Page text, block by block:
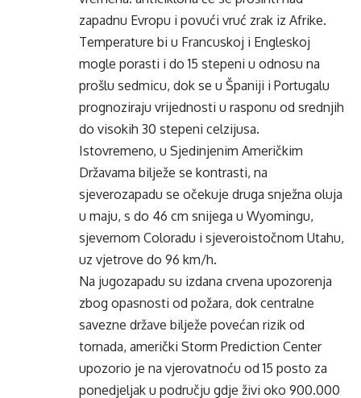
zapadnu Evropu i povući vruć zrak iz Afrike.
Temperature bi u Francuskoj i Engleskoj
mogle porasti i do 15 stepeni u odnosu na
prošlu sedmicu, dok se u Španiji i Portugalu
prognoziraju vrijednosti u rasponu od srednjih
do visokih 30 stepeni celzijusa.
Istovremeno, u Sjedinjenim Američkim
Državama bilježe se kontrasti, na
sjeverozapadu se očekuje druga snježna oluja
u maju, s do 46 cm snijega u Wyomingu,
sjevernom Coloradu i sjeveroistočnom Utahu,
uz vjetrove do 96 km/h.
Na jugozapadu su izdana crvena upozorenja
zbog opasnosti od požara, dok centralne
savezne države bilježe povećan rizik od
tornada, američki Storm Prediction Center
upozorio je na vjerovatnoću od 15 posto za
ponedjeljak u području gdje živi oko 900.000